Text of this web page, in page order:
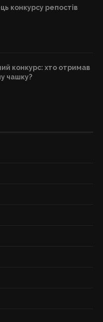
конкурсу репостів
конкурс: хто отримав
чашку?